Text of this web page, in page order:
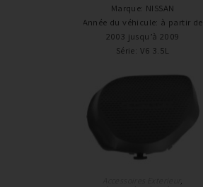
Marque: NISSAN
Année du véhicule: à partir de
2003 jusqu’à 2009
Série: V6 3.5L
,